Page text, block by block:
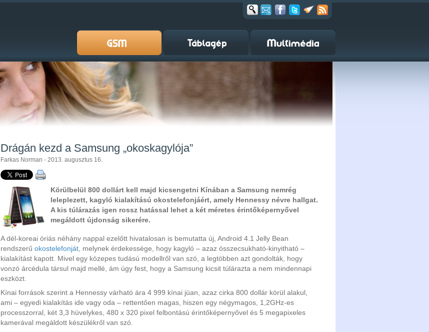
Drágán kezd a Samsung „okoskagylója”
Farkas Norman - 2013. augusztus 16.
Körülbelül 800 dollárt kell majd kicsengetni Kínában a Samsung nemrég
leleplezett, kagyló kialakítású okostelefonjáért, amely Hennessy névre hallgat.
A kis túlárazás igen rossz hatással lehet a két méretes érintőképernyővel
megáldott újdonság sikerére.
A dél-koreai óriás néhány nappal ezelőtt hivatalosan is bemutatta új, Android 4.1 Jelly Bean
rendszerű okostelefonját , melynek érdekessége, hogy kagyló – azaz összecsukható-kinyitható –
kialakítást kapott. Mivel egy közepes tudású modellről van szó, a legtöbben azt gondolták, hogy
vonzó árcédula társul majd mellé, ám úgy fest, hogy a Samsung kicsit túlárazta a nem mindennapi
eszközt.
Kínai források szerint a Hennessy várható ára 4 999 kínai jüan, azaz cirka 800 dollár körül alakul,
ami – egyedi kialakítás ide vagy oda – rettentően magas, hiszen egy négymagos, 1,2GHz-es
processzorral, két 3,3 hüvelykes, 480 x 320 pixel felbontású érintőképernyővel és 5 megapixeles
kamerával megáldott készülékről van szó.